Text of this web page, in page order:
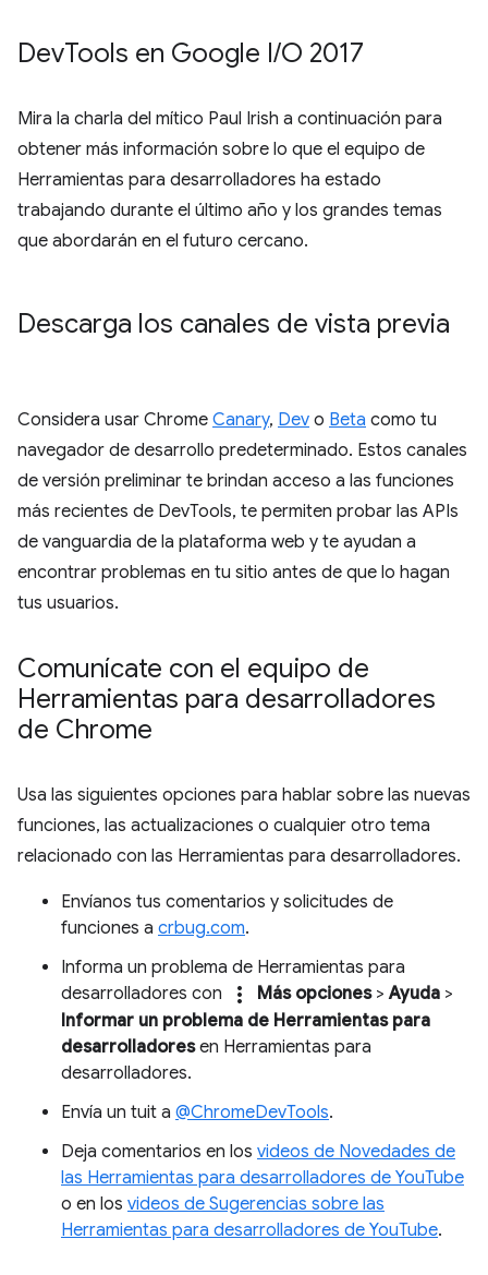
DevTools en Google I/O 2017
Mira la charla del mítico Paul Irish a continuación para
obtener más información sobre lo que el equipo de
Herramientas para desarrolladores ha estado
trabajando durante el último año y los grandes temas
que abordarán en el futuro cercano.
Descarga los canales de vista previa
Considera usar Chrome Canary, Dev o Beta como tu
navegador de desarrollo predeterminado. Estos canales
de versión preliminar te brindan acceso a las funciones
más recientes de DevTools, te permiten probar las APIs
de vanguardia de la plataforma web y te ayudan a
encontrar problemas en tu sitio antes de que lo hagan
tus usuarios.
Comunícate con el equipo de
Herramientas para desarrolladores
de Chrome
Usa las siguientes opciones para hablar sobre las nuevas
funciones, las actualizaciones o cualquier otro tema
relacionado con las Herramientas para desarrolladores.
Envíanos tus comentarios y solicitudes de
funciones a crbug.com.
Informa un problema de Herramientas para
desarrolladores con
more_vert Más opciones>Ayuda >
Informar un problema de Herramientas para
desarrolladoresen Herramientas para
desarrolladores.
Envía un tuit a @ChromeDevTools.
Deja comentarios en los videos de Novedades de
las Herramientas para desarrolladores de YouTube
o en los videos de Sugerencias sobre las
Herramientas para desarrolladores de YouTube.